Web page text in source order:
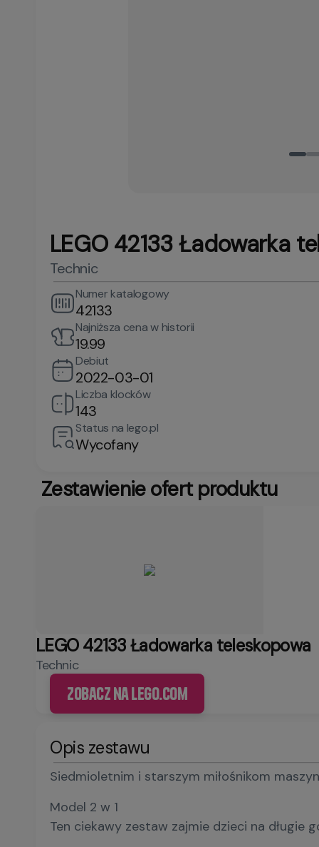
LEGO 42133 Ładowarka
Technic
Numer katalogowy
42133
Najniższa cena w historii
19.99
Debiut
2022-03-01
Liczba klocków
143
Status na lego.pl
Wycofany
Zestawienie ofert produktu
LEGO 42133 Ładowarka teleskopowa
Technic
Zobacz na LEGO.com
Opis zestawu
Siedmioletnim i starszym miłośnikom
Model 2 w 1
Ten ciekawy zestaw zajmie dzieci na długie